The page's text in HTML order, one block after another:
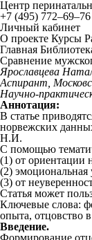
Центр
+7 (495) 772–69–76
Личный кабинет
О проекте Курсы
Главная
Сравнение
Ярославцева
Аспирант,
Научно-
Аннотация:
В статье
норвежских
Н.И.
С помощью
(1) от ориентации
(2) эмоциональная
(3) от
Статья может
Ключевые слова:
опыта, отцовство
Введение.
Формирование